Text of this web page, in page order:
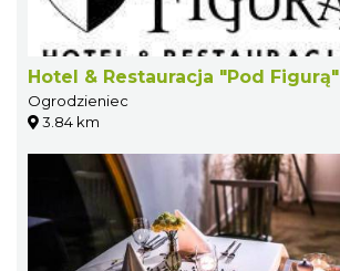
Hotel & Restauracja "Pod Figurą"
Ogrodzieniec
3.84 km